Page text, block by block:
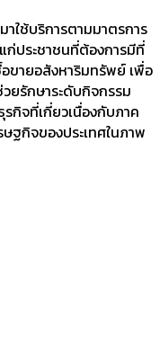
ใช้บริการตามมาตรการ
ก่ประชาชนที่ต้องการมีที่
ขายอสังหาริมทรัพย์ เพื่อ
ยรักษาระดับกิจกรรม
กิจที่เกี่ยวเนื่องกับภาค
ฐกิจของประเทศในภาพ